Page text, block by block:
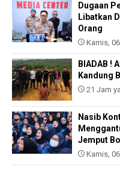
Dugaan
Libatkan
Orang
Kamis,
BIADAB !
Kandung
21 Jam
Nasib
Jemput
Kamis,